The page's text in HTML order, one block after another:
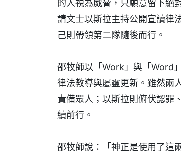
的人視為威脅，只願意留下絕
請文士以斯拉主持公開宣讀律
己則帶領第二隊隨後而行。
邵牧師以「Work」與「Word
律法教導與屬靈更新。雖然兩
責備眾人；以斯拉則俯伏認罪
續前行。
邵牧師說：「神正是使用了這